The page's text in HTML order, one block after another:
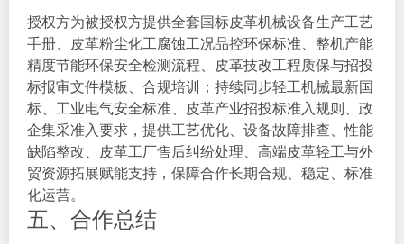
授权方为被授权方提供全套国标皮革机械设备生产工艺
手册、皮革粉尘化工腐蚀工况品控环保标准、整机产能
精度节能环保安全检测流程、皮革技改工程质保与招投
标报审文件模板、合规培训；持续同步轻工机械最新国
标、工业电气安全标准、皮革产业招投标准入规则、政
企集采准入要求，提供工艺优化、设备故障排查、性能
缺陷整改、皮革工厂售后纠纷处理、高端皮革轻工与外
贸资源拓展赋能支持，保障合作长期合规、稳定、标准
化运营。
五、合作总结